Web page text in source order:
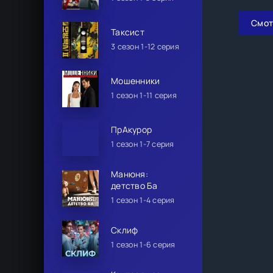
Таксист
3 сезон 1-12 серия
Мошенники
1 сезон 1-11 серия
ПрАкурор
1 сезон 1-7 серия
Манюня:
детство Ба
1 сезон 1-4 серия
Склиф
1 сезон 1-6 серия